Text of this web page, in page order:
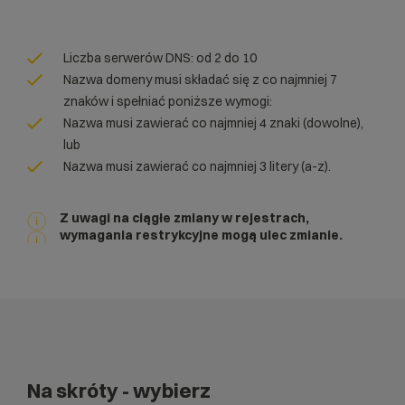
Liczba serwerów DNS: od 2 do 10
Nazwa domeny musi składać się z co najmniej 7
znaków i spełniać poniższe wymogi:
Nazwa musi zawierać co najmniej 4 znaki (dowolne),
lub
Nazwa musi zawierać co najmniej 3 litery (a-z).
Z uwagi na ciągłe zmiany w rejestrach,
wymagania restrykcyjne mogą ulec zmianie.
Na skróty - wybierz